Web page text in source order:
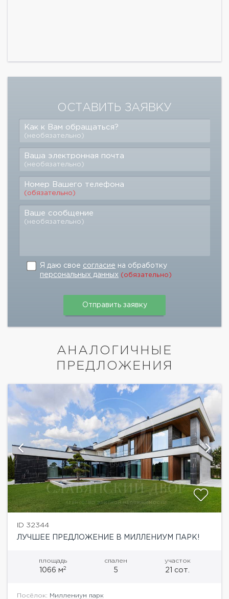
ОСТАВИТЬ ЗАЯВКУ
Как к Вам обращаться?
(необязательно)
Ваша электронная почта
(необязательно)
Номер Вашего телефона
(обязательно)
Ваше сообщение
(необязательно)
Я даю свое согласие на обработку
персональных данных (обязательно)
АНАЛОГИЧНЫЕ
ПРЕДЛОЖЕНИЯ
ID 32344
ЛУЧШЕЕ ПРЕДЛОЖЕНИЕ В МИЛЛЕНИУМ ПАРК!
площадь
1066 м2
спален
5
участок
21 сот.
Посёлок: Миллениум парк